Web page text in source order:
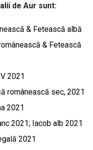
de Aur sunt:
& Fetească albă
& Fetească
2021
românească sec, 2021
2021
2021; Iacob alb 2021
2021